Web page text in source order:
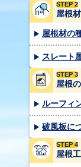
STEP 2
屋根
屋根材の
スレート
STEP 3
屋根
ルーフィ
破風板に
STEP 4
屋根